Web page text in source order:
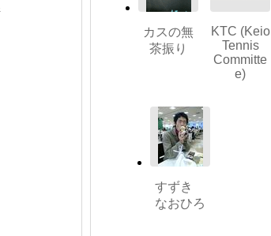
カスの無
茶振り
KTC (Keio
Tennis
Committe
e)
すずき
なおひろ